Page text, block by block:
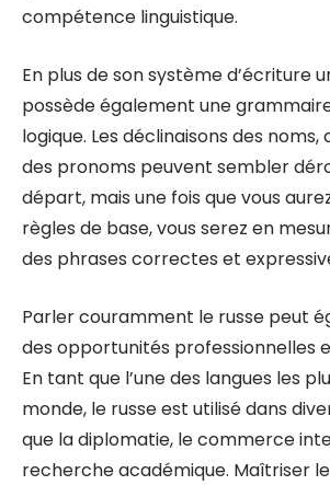
compétence linguistique.
En plus de son système d’écriture
possède également une
logique. Les déclinaisons des
des pronoms peuvent sembler
départ, mais une fois que vous
règles de base, vous serez en
des phrases correctes et
Parler couramment le russe peut
des opportunités professionnelles
En tant que l’une des langues les
monde, le russe est utilisé dans
que la diplomatie, le commerce
recherche académique. Maîtriser